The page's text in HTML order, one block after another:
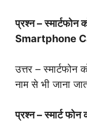
प्रश्न –
Smartphone
उत्तर –
नाम से भी जाना
प्रश्न – स्मार्ट